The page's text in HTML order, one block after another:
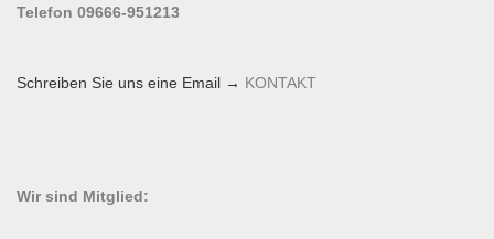
Telefon 09666-951213
Schreiben Sie uns eine Email → KONTAKT
Wir sind Mitglied: